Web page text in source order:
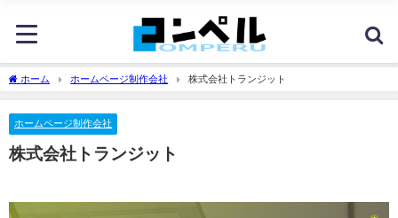
ホーム ホームページ制作会社 株式会社トランジット
ホームページ制作会社
株式会社トランジット